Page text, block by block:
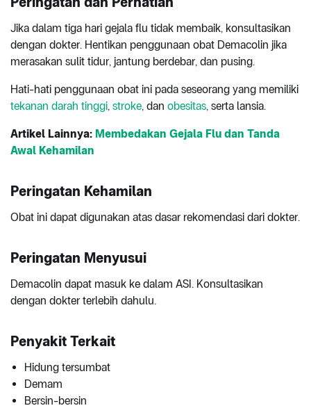
Jika dalam tiga hari gejala flu tidak membaik, konsultasikan
dengan dokter. Hentikan penggunaan obat Demacolin jika
merasakan sulit tidur, jantung berdebar, dan pusing.
Hati-hati penggunaan obat ini pada seseorang yang memiliki
tekanan darah tinggi, stroke, dan obesitas, serta lansia.
Artikel Lainnya: Membedakan Gejala Flu dan Tanda
Awal Kehamilan
Peringatan Kehamilan
Obat ini dapat digunakan atas dasar rekomendasi dari dokter.
Peringatan Menyusui
Demacolin dapat masuk ke dalam ASI. Konsultasikan
dengan dokter terlebih dahulu.
Penyakit Terkait
Hidung tersumbat
Demam
Bersin-bersin